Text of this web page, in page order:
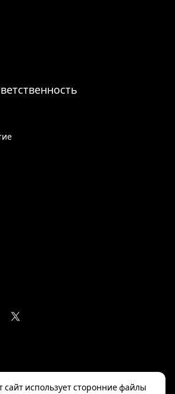
сайт использует сторонние файлы